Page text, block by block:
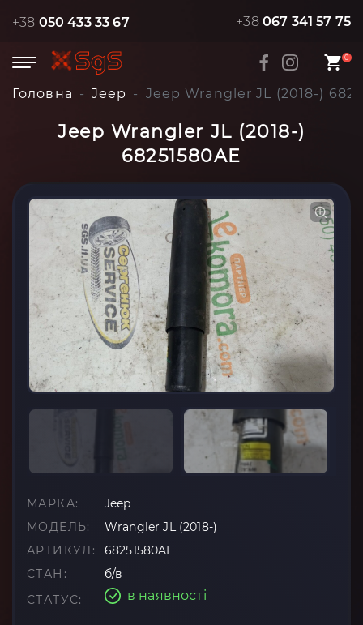
+38 050 433 33 67 +38 067 341 57 75
0
Головна Jeep Jeep Wrangler JL (2018-)
Jeep Wrangler JL (2018-)
68251580AE
МАРКА:
Jeep
МОДЕЛЬ:
Wrangler JL (2018-)
АРТИКУЛ:
68251580AE
СТАН:
б/в
СТАТУС:
в наявності